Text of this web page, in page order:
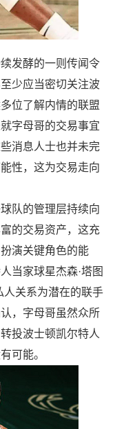
发酵的一则传闻令
少应当密切关注波
位了解内情的联盟
字母哥的交易事宜
消息人士也并未完
性，这为交易走向
队的管理层持续向
的交易资产，这充
演关键角色的能
当家球星杰森·塔图
人关系为潜在的联手
，字母哥虽然众所
投波士顿凯尔特人
可能。